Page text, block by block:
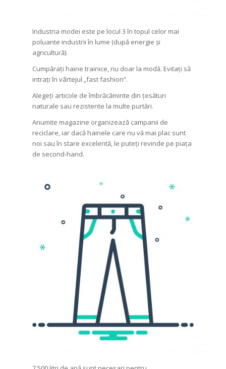
Industria modei este pe locul 3 în topul celor mai
poluante industrii în lume (după energie și
agricultură).
Cumpărați haine trainice, nu doar la modă. Evitați să
intrați în vârtejul „fast fashion”.
Alegeți articole de îmbrăcăminte din țesături
naturale sau rezistente la multe purtări.
Anumite magazine organizează campanii de
reciclare, iar dacă hainele care nu vă mai plac sunt
noi sau în stare excelentă, le puteți revinde pe piața
de second-hand.